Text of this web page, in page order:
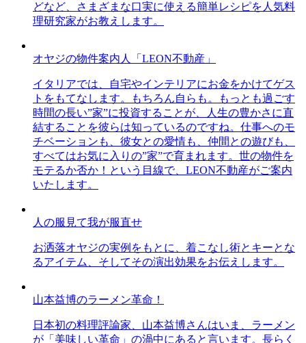
どなど、さまざまな口実に使える簡単レシピを人気料
理研究家がお教えします。
オヤジの物件案内人「LEON不動産」
イタリアでは、自宅やインテリアにお金をかけてゲス
トをもてなします。もちろん自らも。もっとも過ごす
時間の長い”家”に投資することが、人生の豊かさに直
結することを彼らは知っているのですね。仕事へのモ
チベーションも、彼女との愛情も、仲間との遊びも、
すべてはお気に入りの”家”で育まれます。世の物件を
モテるか否か！という目線で、LEON不動産がご案内
いたします。
人の服見て我が服直せ
お洒落オヤジの実例をもとに、着こなし術とキーとな
るアイテム、そしてその演出効果をお伝えします。
山本益博のラーメン革命！
日本初の料理評論家、山本益博さんはいま、ラーメン
が「美味しい革命」の渦中にあると言います。長らく